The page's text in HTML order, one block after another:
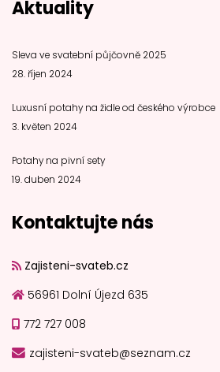
Aktuality
Sleva ve svatební půjčovně 2025
28. říjen 2024
Luxusní potahy na židle od českého výrobce
3. květen 2024
Potahy na pivní sety
19. duben 2024
Kontaktujte nás
Zajisteni-svateb.cz
56961 Dolní Újezd 635
772 727 008
zajisteni-svateb@seznam.cz